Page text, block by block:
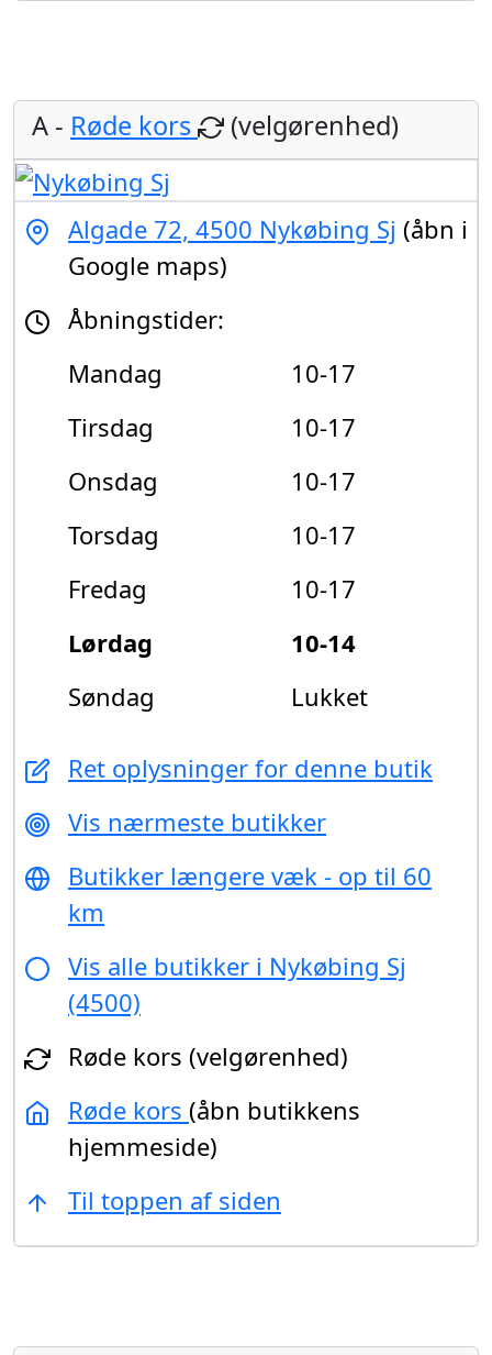
A - Røde kors (velgørenhed)
Algade 72, 4500 Nykøbing Sj (åbn i
Google maps)
Åbningstider:
Mandag
10-17
Tirsdag
10-17
Onsdag
10-17
Torsdag
10-17
Fredag
10-17
Lørdag
10-14
Søndag
Lukket
Ret oplysninger for denne butik
Vis nærmeste butikker
Butikker længere væk - op til 60
km
Vis alle butikker i Nykøbing Sj
(4500)
Røde kors (velgørenhed)
Røde kors (åbn butikkens
hjemmeside)
Til toppen af siden